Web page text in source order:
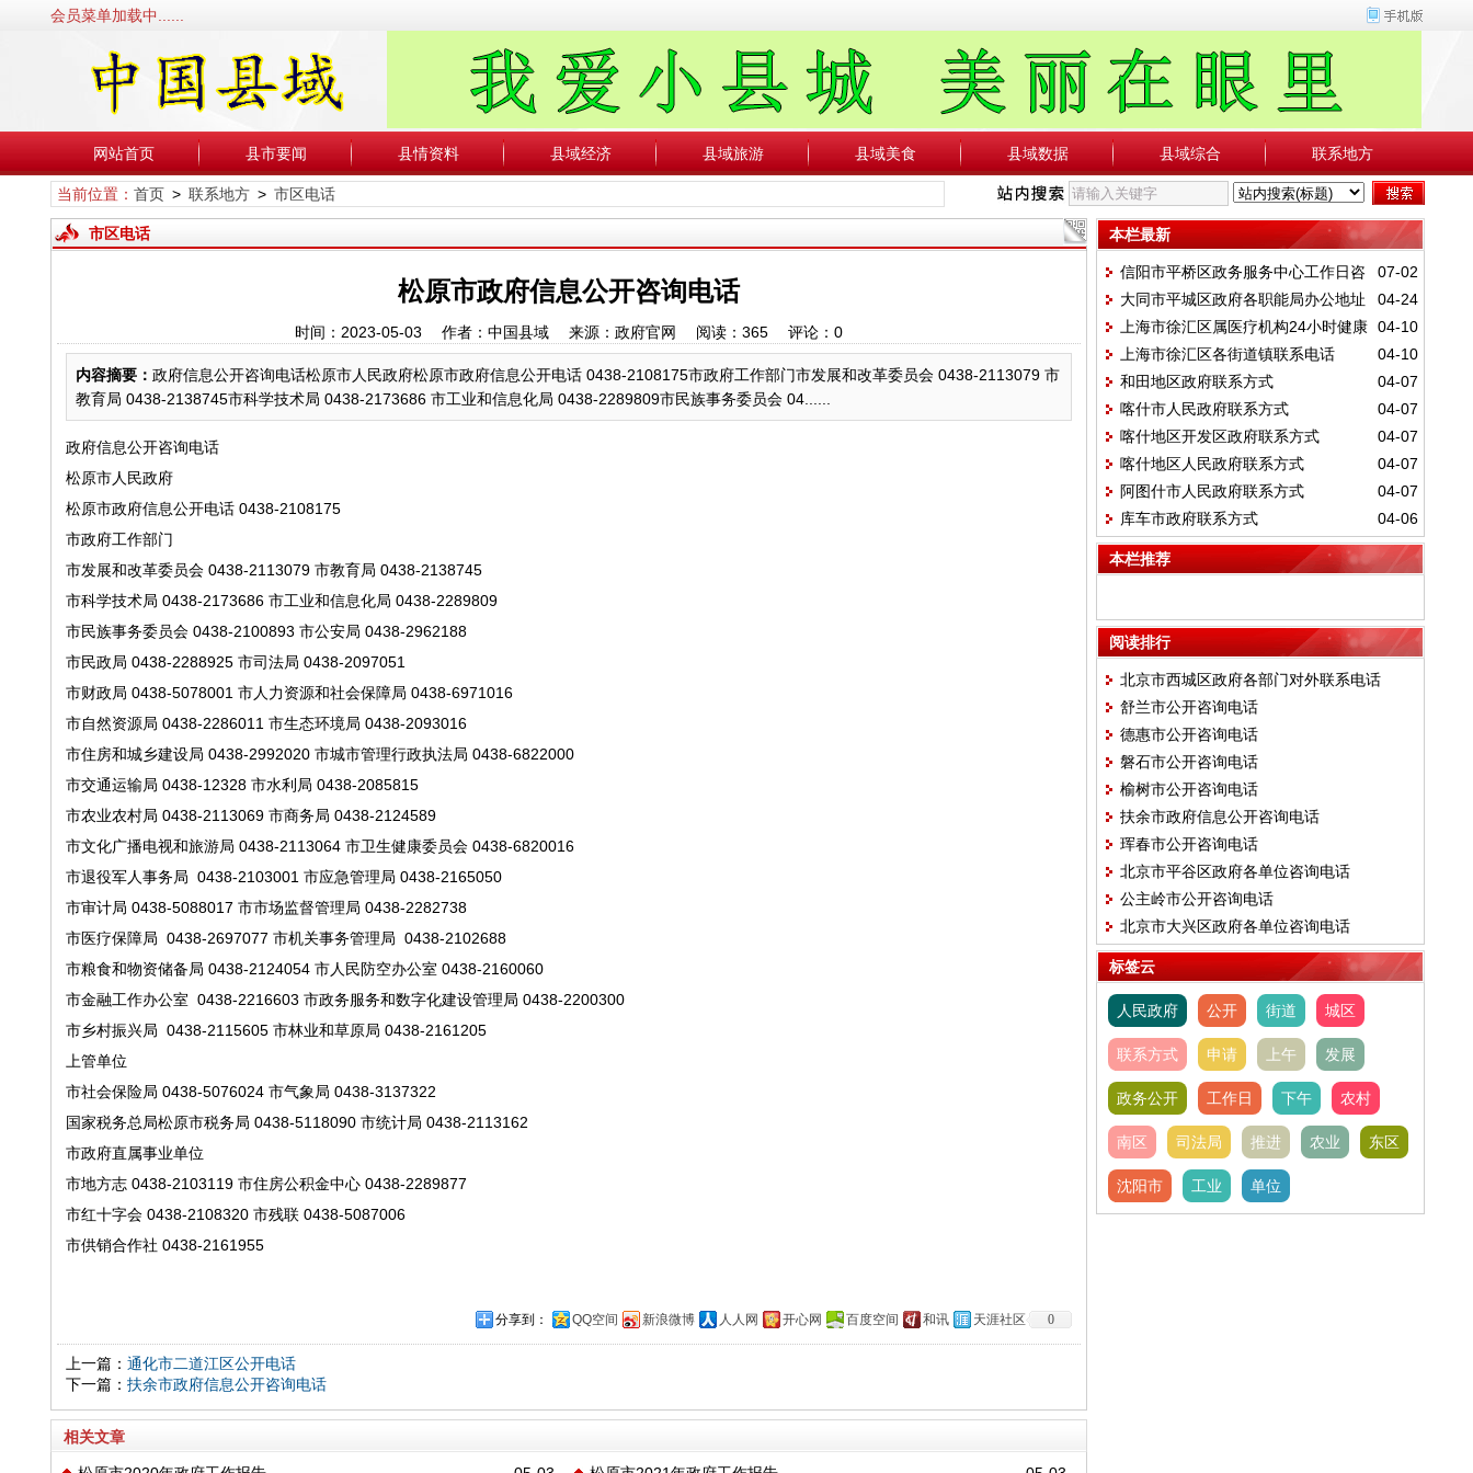
会员菜单加载中......
网站首页 县市要闻 县情资料 县域经济 县域旅游 县域美食 县域数据 县域综合 联系地方
当前位置： 首页> 联系地方> 市区电话
市区电话
松原市政府信息公开咨询电话
时间：2023-05-03 作者：中国县域 来源：政府官网 阅读： 365评论： 0
内容摘要： 政府信息公开咨询电话松原市人民政府松原市政府信息公开电话 0438-2108175市政府工作部门市发展和改革委员会 0438-2113079 市
教育局 0438-2138745市科学技术局 0438-2173686 市工业和信息化局 0438-2289809市民族事务委员会 04......
政府信息公开咨询电话
松原市人民政府
松原市政府信息公开电话 0438-2108175
市政府工作部门
市发展和改革委员会 0438-2113079 市教育局 0438-2138745
市科学技术局 0438-2173686 市工业和信息化局 0438-2289809
市民族事务委员会 0438-2100893 市公安局 0438-2962188
市民政局 0438-2288925 市司法局 0438-2097051
市财政局 0438-5078001 市人力资源和社会保障局 0438-6971016
市自然资源局 0438-2286011 市生态环境局 0438-2093016
市住房和城乡建设局 0438-2992020 市城市管理行政执法局 0438-6822000
市交通运输局 0438-12328 市水利局 0438-2085815
市农业农村局 0438-2113069 市商务局 0438-2124589
市文化广播电视和旅游局 0438-2113064 市卫生健康委员会 0438-6820016
市退役军人事务局 0438-2103001 市应急管理局 0438-2165050
市审计局 0438-5088017 市市场监督管理局 0438-2282738
市医疗保障局 0438-2697077 市机关事务管理局 0438-2102688
市粮食和物资储备局 0438-2124054 市人民防空办公室 0438-2160060
市金融工作办公室 0438-2216603 市政务服务和数字化建设管理局 0438-2200300
市乡村振兴局 0438-2115605 市林业和草原局 0438-2161205
上管单位
市社会保险局 0438-5076024 市气象局 0438-3137322
国家税务总局松原市税务局 0438-5118090 市统计局 0438-2113162
市政府直属事业单位
市地方志 0438-2103119 市住房公积金中心 0438-2289877
市红十字会 0438-2108320 市残联 0438-5087006
市供销合作社 0438-2161955
分享到： QQ空间 新浪微博 人人网 开心网 百度空间 和讯 天涯社区 0
上一篇： 通化市二道江区公开电话
下一篇： 扶余市政府信息公开咨询电话
相关文章
本栏最新
07-02
信阳市平桥区政务服务中心工作日咨
询电话
04-24
大同市平城区政府各职能局办公地址
及联系电话明细
04-10
上海市徐汇区属医疗机构24小时健康
服务咨询电话
04-10
上海市徐汇区各街道镇联系电话
04-07
和田地区政府联系方式
04-07
喀什市人民政府联系方式
04-07
喀什地区开发区政府联系方式
04-07
喀什地区人民政府联系方式
04-07
阿图什市人民政府联系方式
04-06
库车市政府联系方式
本栏推荐
阅读排行
北京市西城区政府各部门对外联系电话
舒兰市公开咨询电话
德惠市公开咨询电话
磐石市公开咨询电话
榆树市公开咨询电话
扶余市政府信息公开咨询电话
珲春市公开咨询电话
北京市平谷区政府各单位咨询电话
公主岭市公开咨询电话
北京市大兴区政府各单位咨询电话
标签云
人民政府 公开 街道 城区
联系方式 申请 上午 发展
政务公开 工作日 下午 农村
南区 司法局 推进 农业 东区
沈阳市 工业 单位